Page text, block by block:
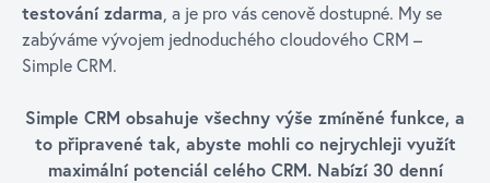
testování zdarma, a je pro vás cenově dostupné. My se
zabýváme vývojem jednoduchého cloudového CRM –
Simple CRM.
Simple CRM obsahuje všechny výše zmíněné funkce, a
to připravené tak, abyste mohli co nejrychleji využít
maximální potenciál celého CRM. Nabízí 30 denní